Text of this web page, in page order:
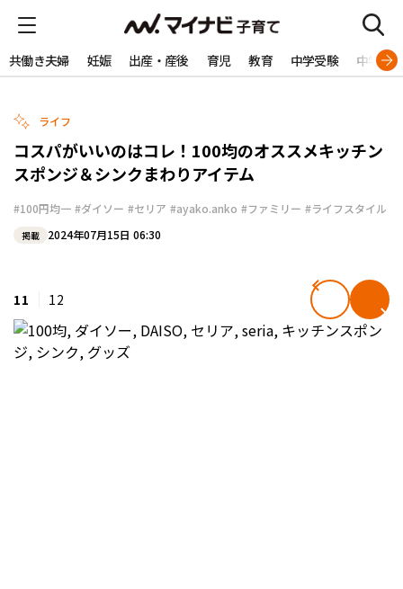
共働き夫婦 妊娠 出産・産後 育児 教育 中学受験 中学生
ライフ
コスパがいいのはコレ！100均のオススメキッチン
スポンジ＆シンクまわりアイテム
#100円均一 #ダイソー #セリア #ayako.anko #ファミリー #ライフスタイル
掲載 2024年07月15日 06:30
11 12